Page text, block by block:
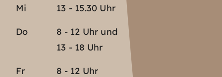
Mi
13 - 15.30 Uhr
Do
8 - 12 Uhr und
13 - 18 Uhr
Fr 8 - 12 Uhr